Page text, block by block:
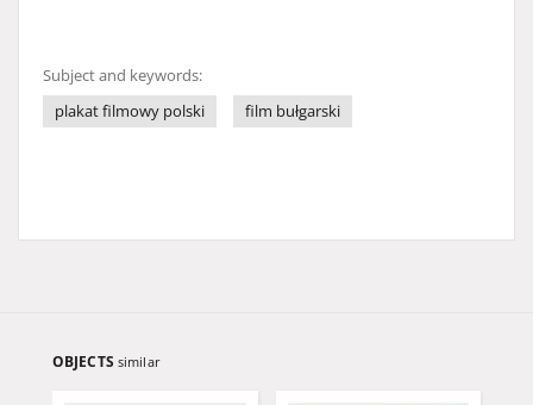
Subject and keywords:
plakat filmowy polski
film bułgarski
OBJECTS similar